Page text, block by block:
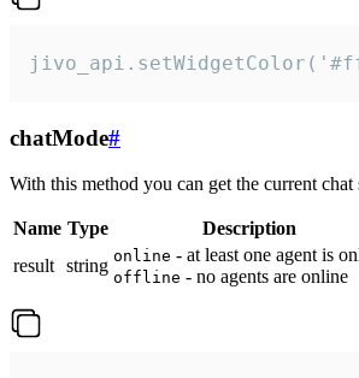
chatMode#
With this method you can get the current
Name Type
Description
result string online - at least one agent is
offline - no agents are online